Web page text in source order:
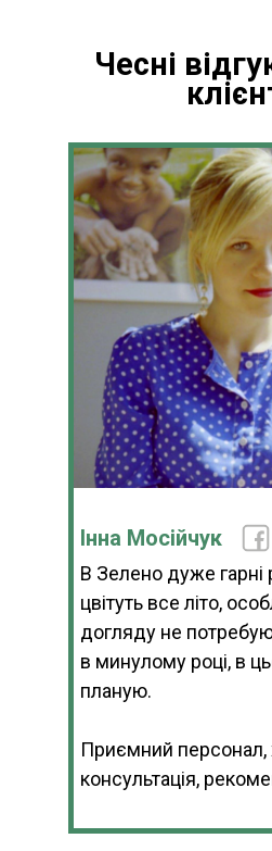
Чесні
Інна Мосійчук
В Зелено дуже гарні
цвітуть все літо,
догляду не
в минулому році, в
планую.
Приємний
консультація,